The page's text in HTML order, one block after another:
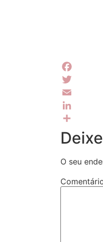
Facebook
Twitter
Email
LinkedIn
Share
O seu